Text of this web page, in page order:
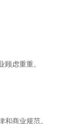
虑重重。
商业规范。